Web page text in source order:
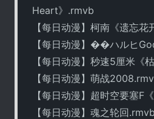
Heart》.rmvb
【每日动漫】柯南《遗忘
【每日动漫】��ハルヒ
【每日动漫】秒速5厘米《
【每日动漫】萌战
【每日动漫】超时空要塞F
【每日动漫】魂之轮回.rmvb